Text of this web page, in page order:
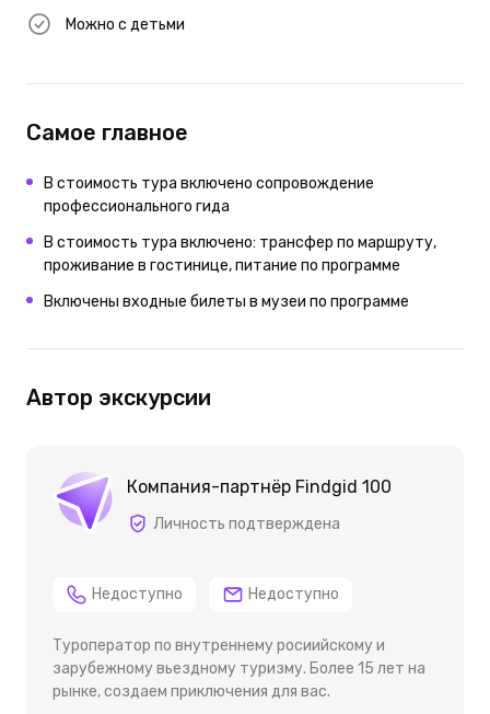
Можно с детьми
Самое главное
В стоимость тура включено сопровождение
профессионального гида
В стоимость тура включено: трансфер по маршруту,
проживание в гостинице, питание по программе
Включены входные билеты в музеи по программе
Автор экскурсии
Компания-партнёр Findgid 100
Личность подтверждена
Недоступно Недоступно
Туроператор по внутреннему росиийскому и
зарубежному вьездному туризму. Более 15 лет на
рынке, создаем приключения для вас.